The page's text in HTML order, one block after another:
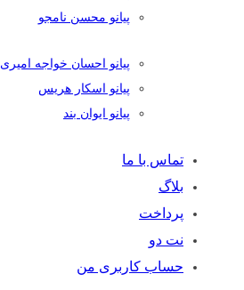
پیانو محسن نامجو
پیانو احسان خواجه امیری
پیانو اسکار هریس
پیانو ایوان بند
تماس با ما
بلاگ
پرداخت
نت دو
حساب کاربری من